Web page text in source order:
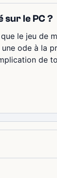
le PC ?
le jeu de
ode à la
de